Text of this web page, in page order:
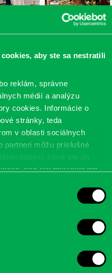
aby ste sa nestratili
reklám, správne
médií a analýzu
cookies. Informácie o
stránky, teda
v oblasti sociálnych
partneri môžu príslušné
údajmi, ktoré ste im
keď ste používali ich
IMG_4692.jpg
IMG_4706.jpg